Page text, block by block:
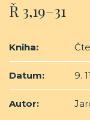
Ř 3,19–31
Kniha:
Datum: 9.
Autor: